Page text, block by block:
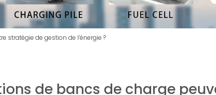
de gestion de l’énergie ?
de bancs de charge